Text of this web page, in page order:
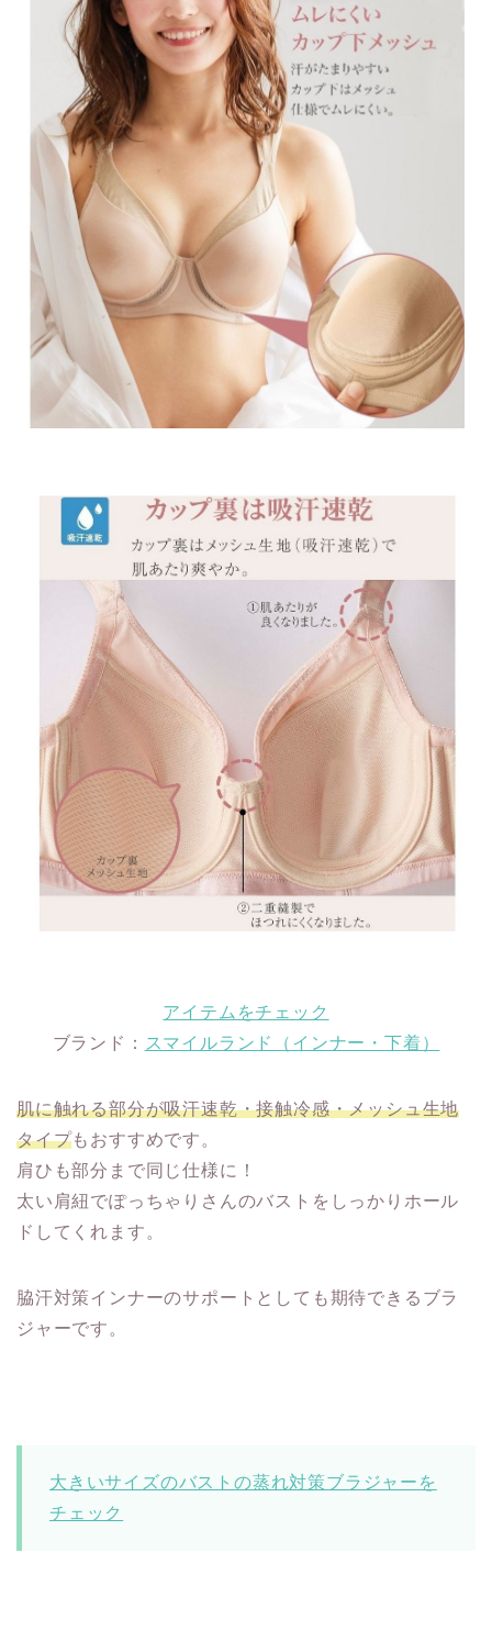
アイテムをチェック
ブランド： スマイルランド（インナー・下着）
肌に触れる部分が吸汗速乾・接触冷感・メッシュ生地
タイプもおすすめです。
肩ひも部分まで同じ仕様に！
太い肩紐でぽっちゃりさんのバストをしっかりホール
ドしてくれます。
脇汗対策インナーのサポートとしても期待できるブラ
ジャーです。
大きいサイズのバストの蒸れ対策ブラジャーを
チェック